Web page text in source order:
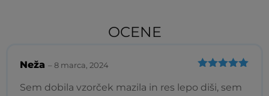
OCENE
od 5
Neža –8 marca, 2024
Sem dobila vzorček mazila in res lepo diši, sem